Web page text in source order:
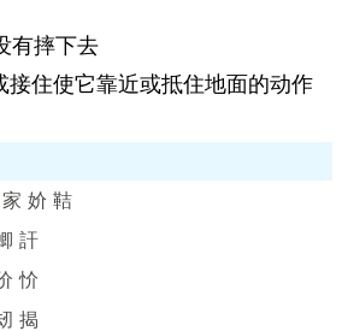
有摔下去
接住使它靠近或抵住地面的动作
家 妎 鞊
訐
忦
揭